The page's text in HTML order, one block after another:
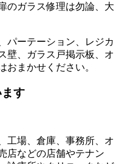
のガラス修理は勿論、大
パーテーション、レジカ
壁、ガラス戸掲示板、オ
おまかせください。
す
工場、倉庫、事務所、オ
店などの店舗やテナン